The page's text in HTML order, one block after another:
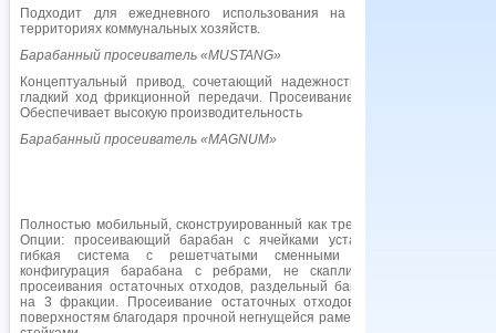
Подходит для ежедневного использования на средних и больших
территориях коммунальных хозяйств.
Барабанный просеиватель «MUSTANG»
Концептуальный привод, сочетающий надежность цепной передачи и
гладкий ход фрикционной передачи. Просеивание остаточных отходов.
Обеспечивает высокую производительность
Барабанный просеиватель «MAGNUM»
Полностью мобильный, сконструированный как трехосный полу трейлер.
Опции: просеивающий барабан с ячейками установленного размера,
гибкая система с решетчатыми сменными сегментами, особая
конфигурация барабана с ребрами, не скапливающими грязь, для
просеивания остаточных отходов, раздельный барабан для сортировки
на 3 фракции. Просеивание остаточных отходов. Не требователен к
поверхностям благодаря прочной негнущейся раме с четырьмя опорными